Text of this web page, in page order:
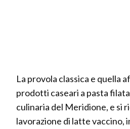
La provola classica e quella
prodotti caseari a pasta
culinaria del Meridione, e si
lavorazione di latte vaccino,